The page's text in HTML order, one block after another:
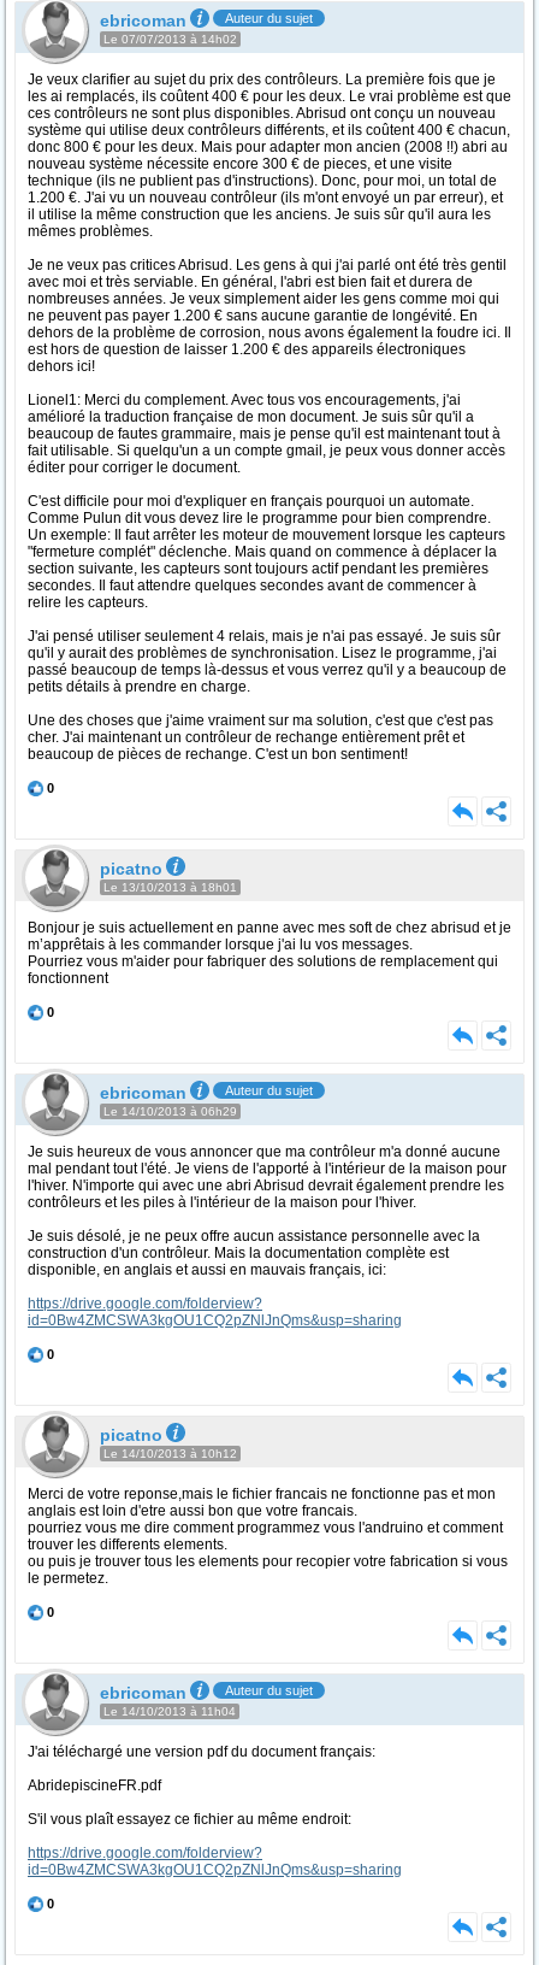
ebricoman Auteur du sujet
Le 07/07/2013 à 14h02
Je veux clarifier au sujet du prix des contrôleurs. La première fois que je
les ai remplacés, ils coûtent 400 € pour les deux. Le vrai problème est que
ces contrôleurs ne sont plus disponibles. Abrisud ont conçu un nouveau
système qui utilise deux contrôleurs différents, et ils coûtent 400 € chacun,
donc 800 € pour les deux. Mais pour adapter mon ancien (2008 !!) abri au
nouveau système nécessite encore 300 € de pieces, et une visite
technique (ils ne publient pas d'instructions). Donc, pour moi, un total de
1.200 €. J'ai vu un nouveau contrôleur (ils m'ont envoyé un par erreur), et
il utilise la même construction que les anciens. Je suis sûr qu'il aura les
mêmes problèmes.
Je ne veux pas critices Abrisud. Les gens à qui j'ai parlé ont été très gentil
avec moi et très serviable. En général, l'abri est bien fait et durera de
nombreuses années. Je veux simplement aider les gens comme moi qui
ne peuvent pas payer 1.200 € sans aucune garantie de longévité. En
dehors de la problème de corrosion, nous avons également la foudre ici. Il
est hors de question de laisser 1.200 € des appareils électroniques
dehors ici!
Lionel1: Merci du complement. Avec tous vos encouragements, j'ai
amélioré la traduction française de mon document. Je suis sûr qu'il a
beaucoup de fautes grammaire, mais je pense qu'il est maintenant tout à
fait utilisable. Si quelqu'un a un compte gmail, je peux vous donner accès
éditer pour corriger le document.
C'est difficile pour moi d'expliquer en français pourquoi un automate.
Comme Pulun dit vous devez lire le programme pour bien comprendre.
Un exemple: Il faut arrêter les moteur de mouvement lorsque les capteurs
"fermeture complét" déclenche. Mais quand on commence à déplacer la
section suivante, les capteurs sont toujours actif pendant les premières
secondes. Il faut attendre quelques secondes avant de commencer à
relire les capteurs.
J'ai pensé utiliser seulement 4 relais, mais je n'ai pas essayé. Je suis sûr
qu'il y aurait des problèmes de synchronisation. Lisez le programme, j'ai
passé beaucoup de temps là-dessus et vous verrez qu'il y a beaucoup de
petits détails à prendre en charge.
Une des choses que j'aime vraiment sur ma solution, c'est que c'est pas
cher. J'ai maintenant un contrôleur de rechange entièrement prêt et
beaucoup de pièces de rechange. C'est un bon sentiment!
0
picatno
Le 13/10/2013 à 18h01
Bonjour je suis actuellement en panne avec mes soft de chez abrisud et je
m’apprêtais à les commander lorsque j'ai lu vos messages.
Pourriez vous m'aider pour fabriquer des solutions de remplacement qui
fonctionnent
0
ebricoman Auteur du sujet
Le 14/10/2013 à 06h29
Je suis heureux de vous annoncer que ma contrôleur m'a donné aucune
mal pendant tout l'été. Je viens de l'apporté à l'intérieur de la maison pour
l'hiver. N'importe qui avec une abri Abrisud devrait également prendre les
contrôleurs et les piles à l'intérieur de la maison pour l'hiver.
Je suis désolé, je ne peux offre aucun assistance personnelle avec la
construction d'un contrôleur. Mais la documentation complète est
disponible, en anglais et aussi en mauvais français, ici:
https://drive.google.com/folderview?
id=0Bw4ZMCSWA3kgOU1CQ2pZNlJnQms&usp=sharing
0
picatno
Le 14/10/2013 à 10h12
Merci de votre reponse,mais le fichier francais ne fonctionne pas et mon
anglais est loin d'etre aussi bon que votre francais.
pourriez vous me dire comment programmez vous l'andruino et comment
trouver les differents elements.
ou puis je trouver tous les elements pour recopier votre fabrication si vous
le permetez.
0
ebricoman Auteur du sujet
Le 14/10/2013 à 11h04
J'ai téléchargé une version pdf du document français:
AbridepiscineFR.pdf
S'il vous plaît essayez ce fichier au même endroit:
https://drive.google.com/folderview?
id=0Bw4ZMCSWA3kgOU1CQ2pZNlJnQms&usp=sharing
0